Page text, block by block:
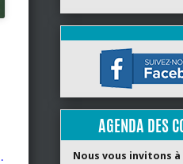
AGENDA DES
Nous vous invitons